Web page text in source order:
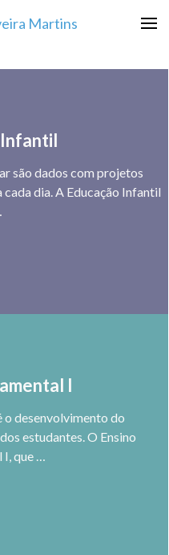
são dados com projetos
dia. A Educação Infantil
I
desenvolvimento do
estudantes. O Ensino
I, que …